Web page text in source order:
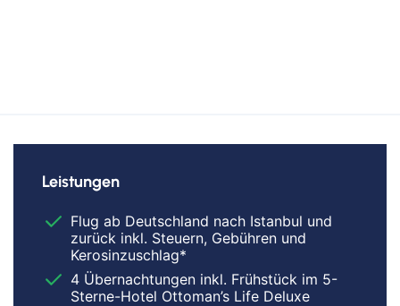
Leistungen
Flug ab Deutschland nach Istanbul und
zurück inkl. Steuern, Gebühren und
Kerosinzuschlag*
4 Übernachtungen inkl. Frühstück im 5-
Sterne-Hotel Ottoman’s Life Deluxe